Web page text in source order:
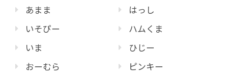
あまま
いそぴー
いま
おーむら
はっし
ハムくま
ひじー
ピンキー